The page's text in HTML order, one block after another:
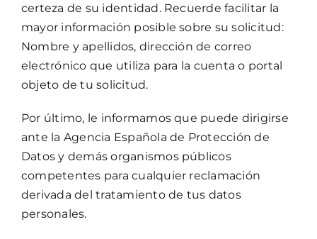
certeza de su identidad. Recuerde facilitar la
mayor información posible sobre su solicitud:
Nombre y apellidos, dirección de correo
electrónico que utiliza para la cuenta o portal
objeto de tu solicitud.
Por último, le informamos que puede dirigirse
ante la Agencia Española de Protección de
Datos y demás organismos públicos
competentes para cualquier reclamación
derivada del tratamiento de tus datos
personales.